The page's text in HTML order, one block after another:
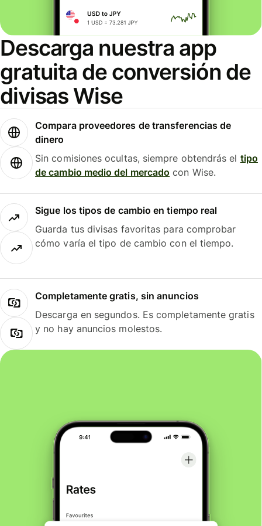
Descarga nuestra app
gratuita de conversión de
divisas Wise
Compara proveedores de transferencias de
dinero
Sin comisiones ocultas, siempre obtendrás el tipo
de cambio medio del mercado con Wise.
Sigue los tipos de cambio en tiempo real
Guarda tus divisas favoritas para comprobar
cómo varía el tipo de cambio con el tiempo.
Completamente gratis, sin anuncios
Descarga en segundos. Es completamente gratis
y no hay anuncios molestos.